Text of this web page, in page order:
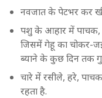
नवजात के पेटभर कर
पशु के आहार में पाचक,
जिसमें गेहू का चोकर-
ब्याने के कुछ दिन तक
चारे में रसीले, हरे,
रहता है.